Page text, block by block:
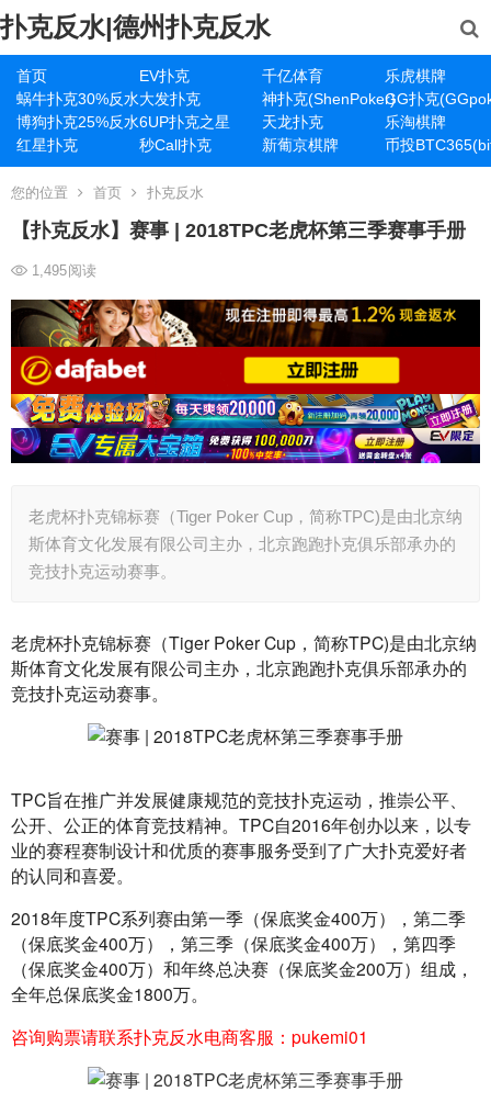
扑克反水|德州扑克反水
首页 EV扑克 千亿体育
乐虎棋牌
蜗牛扑克30%反水大发扑克 神扑克(ShenPoker)GG扑克
博狗扑克25%反水6UP扑克之星 天龙扑克
乐淘棋牌
红星扑克
秒Call扑克 新葡京棋牌 币投
您的位置 首页 扑克反水
【扑克反水】赛事 | 2018TPC老虎杯第三季赛事手册
1,495阅读
老虎杯扑克锦标赛（Tiger Poker Cup，简称TPC)是由北京纳
斯体育文化发展有限公司主办，北京跑跑扑克俱乐部承办的
竞技扑克运动赛事。
老虎杯扑克锦标赛（Tiger Poker Cup，简称TPC)是由北京纳
斯体育文化发展有限公司主办，北京跑跑扑克俱乐部承办的
竞技扑克运动赛事。
TPC旨在推广并发展健康规范的竞技扑克运动，推崇公平、
公开、公正的体育竞技精神。TPC自2016年创办以来，以专
业的赛程赛制设计和优质的赛事服务受到了广大扑克爱好者
的认同和喜爱。
2018年度TPC系列赛由第一季（保底奖金400万），第二季
（保底奖金400万），第三季（保底奖金400万），第四季
（保底奖金400万）和年终总决赛（保底奖金200万）组成，
全年总保底奖金1800万。
咨询购票请联系扑克反水电商客服：pukemi01